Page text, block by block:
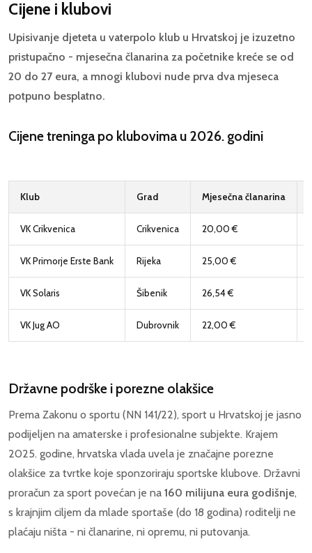
Cijene i klubovi
Upisivanje djeteta u vaterpolo klub u Hrvatskoj je izuzetno
pristupačno - mjesečna članarina za početnike kreće se od
20 do 27 eura, a mnogi klubovi nude prva dva mjeseca
potpuno besplatno.
Cijene treninga po klubovima u 2026. godini
Klub Grad Mjesečna članarina
VK Crikvenica Crikvenica 20,00 €
VK Primorje Erste Bank Rijeka 25,00 €
VK Solaris Šibenik 26,54 €
VK Jug AO Dubrovnik 22,00 €
Državne podrške i porezne olakšice
Prema Zakonu o sportu (NN 141/22), sport u Hrvatskoj je jasno
podijeljen na amaterske i profesionalne subjekte. Krajem
2025. godine, hrvatska vlada uvela je značajne porezne
olakšice za tvrtke koje sponzoriraju sportske klubove. Državni
proračun za sport povećan je na 160 milijuna eura godišnje,
s krajnjim ciljem da mlade sportaše (do 18 godina) roditelji ne
plaćaju ništa - ni članarine, ni opremu, ni putovanja.